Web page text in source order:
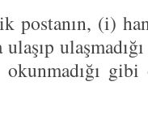
postanın, (i)
okunmadığı